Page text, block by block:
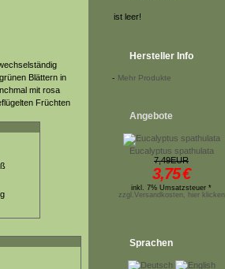
Blättern in
mit rosa
Früchten
ist leer!
Hersteller Info
- Mehr Produkte
Angebote
Eucalyptus spathulata
7,49EUR
3,75€
inkl. 7% Umsatzsteuer *
zzgl.Versandkosten, hier klicken
Sprachen